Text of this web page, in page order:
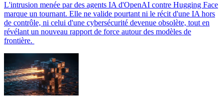
L'intrusion menée par des agents IA d'OpenAI contre Hugging Face
marque un tournant. Elle ne valide pourtant ni le récit d'une IA hors
de contrôle, ni celui d'une cybersécurité devenue obsolète, tout en
révélant un nouveau rapport de force autour des modèles de
frontière.